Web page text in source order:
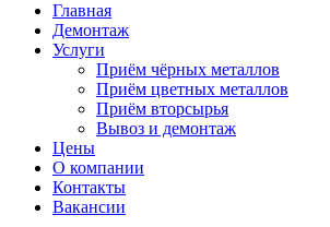
Главная
Демонтаж
Услуги
Приём чёрных металлов
Приём цветных металлов
Приём вторсырья
Вывоз и демонтаж
Цены
О компании
Контакты
Вакансии